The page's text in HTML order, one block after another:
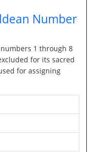
Number
1 through 8
for its sacred
for assigning